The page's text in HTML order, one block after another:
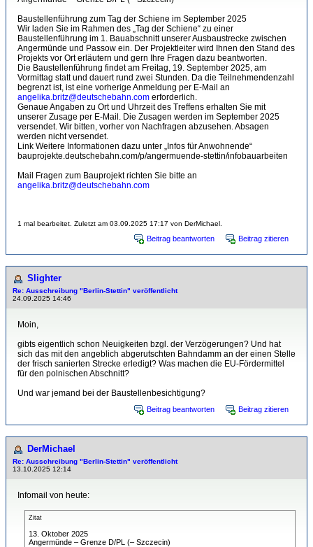
Baustellenführung zum Tag der Schiene im September 2025
Wir laden Sie im Rahmen des „Tag der Schiene“ zu einer
Baustellenführung im 1. Bauabschnitt unserer Ausbaustrecke zwischen
Angermünde und Passow ein. Der Projektleiter wird Ihnen den Stand des
Projekts vor Ort erläutern und gern Ihre Fragen dazu beantworten.
Die Baustellenführung findet am Freitag, 19. September 2025, am
Vormittag statt und dauert rund zwei Stunden. Da die Teilnehmendenzahl
begrenzt ist, ist eine vorherige Anmeldung per E-Mail an
angelika.britz@deutschebahn.com erforderlich.
Genaue Angaben zu Ort und Uhrzeit des Treffens erhalten Sie mit
unserer Zusage per E-‍Mail. Die Zusagen werden im September 2025
versendet. Wir bitten, vorher von Nachfragen abzusehen. Absagen
werden nicht versendet.
Link Weitere Informationen dazu unter „Infos für Anwohnende“
bauprojekte.deutschebahn.com/p/angermuende-stettin/infobauarbeiten
Mail Fragen zum Bauprojekt richten Sie bitte an
angelika.britz@deutschebahn.com
1 mal bearbeitet. Zuletzt am 03.09.2025 17:17 von DerMichael.
Beitrag beantworten Beitrag zitieren
Slighter
Re: Ausschreibung "Berlin-Stettin" veröffentlicht
24.09.2025 14:46
Moin,
gibts eigentlich schon Neuigkeiten bzgl. der Verzögerungen? Und hat
sich das mit den angeblich abgerutschten Bahndamm an der einen Stelle
der frisch sanierten Strecke erledigt? Was machen die EU-Fördermittel
für den polnischen Abschnitt?
Und war jemand bei der Baustellenbesichtigung?
Beitrag beantworten Beitrag zitieren
DerMichael
Re: Ausschreibung "Berlin-Stettin" veröffentlicht
13.10.2025 12:14
Infomail von heute:
Zitat
13. Oktober 2025
Angermünde – Grenze D/PL (– Szczecin)